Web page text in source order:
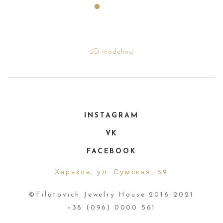
3D modeling
INSTAGRAM
VK
FACEBOOK
Харьков, ул. Сумская, 59
©Filatovich Jewelry House 2016-2021
+38 (096) 0000 561